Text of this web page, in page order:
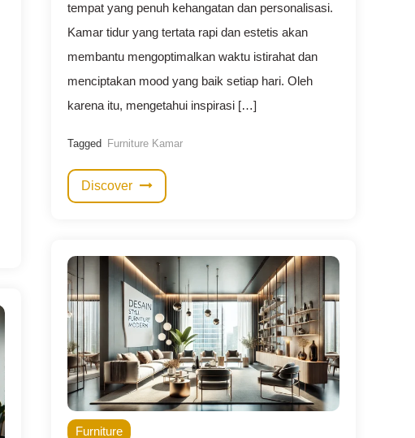
tempat yang penuh kehangatan dan personalisasi.
Kamar tidur yang tertata rapi dan estetis akan
membantu mengoptimalkan waktu istirahat dan
menciptakan mood yang baik setiap hari. Oleh
karena itu, mengetahui inspirasi […]
Tagged Furniture Kamar
Discover
Furniture